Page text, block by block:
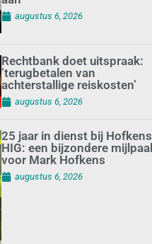
augustus 6, 2026
Rechtbank doet uitspraak:
’terugbetalen van
achterstallige reiskosten’
augustus 6, 2026
25 jaar in dienst bij Hofkens
HIG: een bijzondere mijlpaal
voor Mark Hofkens
augustus 6, 2026